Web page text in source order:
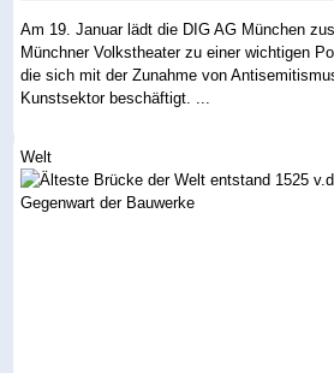
Am 19. Januar lädt die DIG AG München
Münchner Volkstheater zu einer wichtigen
die sich mit der Zunahme von
Kunstsektor beschäftigt. ...
Welt